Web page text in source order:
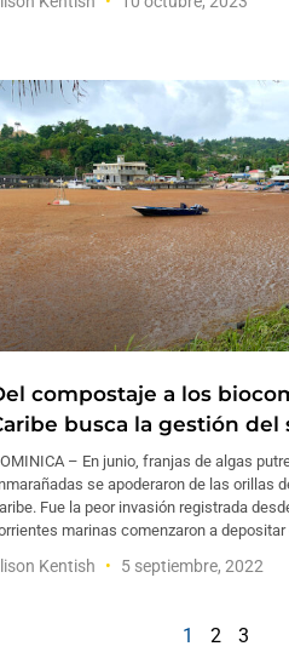
compostaje a los
busca la gestión del
– En junio, franjas de algas
se apoderaron de las orillas
Fue la peor invasión registrada
marinas comenzaron a depositar
Kentish 5 septiembre, 2022
1 2 3